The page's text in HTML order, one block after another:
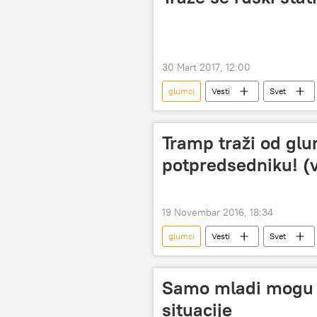
30 Mart 2017, 12:00
glumci Vesti Svet
Tramp traži od
potpredsedniku!
19 Novembar 2016, 18:34
glumci Vesti Svet
predstava
kritika
Samo mladi
situacije